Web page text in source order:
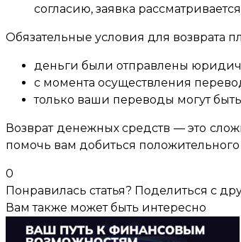
согласию, заявка
Обязательные условия для возврата
деньги были отправлены
с момента осуществления
только ваши переводы могут
Возврат денежных средств — это
помочь вам добиться положительного
0
Понравилась статья? Поделиться с
Вам также может быть интересно